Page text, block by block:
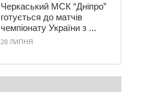
Черкаський МСК “Дніпро”
готується до матчів
чемпіонату України з ...
28 ЛИПНЯ